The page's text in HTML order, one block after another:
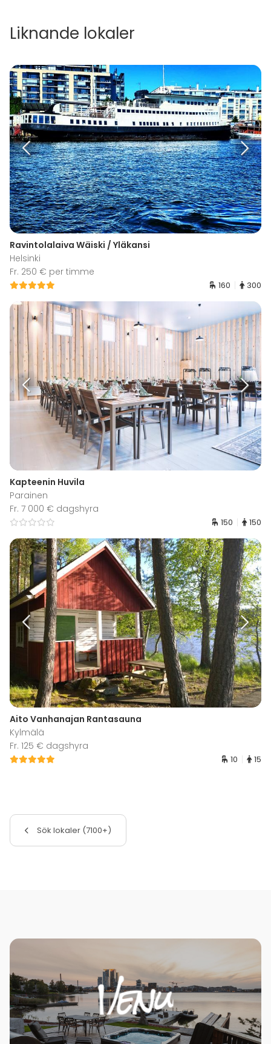
Liknande lokaler
Ravintolalaiva Wäiski / Yläkansi
Helsinki
Fr. 250 € per timme
160 300
Kapteenin Huvila
Parainen
Fr. 7 000 € dagshyra
150 150
Aito Vanhanajan Rantasauna
Kylmälä
Fr. 125 € dagshyra
10 15
Sök lokaler (7100+)